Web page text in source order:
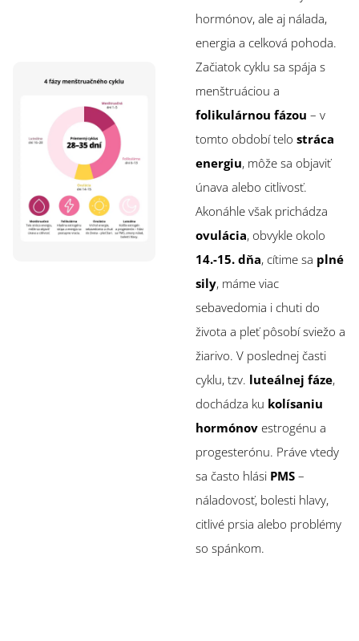
hormónov, ale aj nálada,
energia a celková pohoda.
Začiatok cyklu sa spája s
menštruáciou a
folikulárnou fázou – v
tomto období telo stráca
energiu, môže sa objaviť
únava alebo citlivosť.
Akonáhle však prichádza
ovulácia, obvykle okolo
14.-15. dňa, cítime sa plné
sily, máme viac
sebavedomia i chuti do
života a pleť pôsobí sviežo a
žiarivo. V poslednej časti
cyklu, tzv. luteálnej fáze,
dochádza ku kolísaniu
hormónov estrogénu a
progesterónu. Práve vtedy
sa často hlási PMS –
náladovosť, bolesti hlavy,
citlivé prsia alebo problémy
so spánkom.